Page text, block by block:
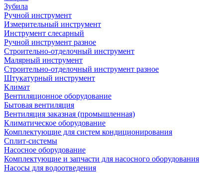
Зубила
Ручной инструмент
Измерительный инструмент
Инструмент слесарный
Ручной инструмент разное
Строительно-отделочный инструмент
Малярный инструмент
Строительно-отделочный инструмент разное
Штукатурный инструмент
Климат
Вентиляционное оборудование
Бытовая вентиляция
Вентиляция заказная (промышленная)
Климатическое оборудование
Комплектующие для систем кондиционирования
Сплит-системы
Насосное оборудование
Комплектующие и запчасти для насосного оборудования
Насосы для водоотведения